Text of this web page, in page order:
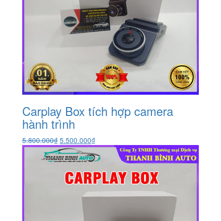
Carplay Box tích hợp camera
hành trình
5.800.000₫ Giá
gốc
là:
5.800.000₫.
5.500.000₫Giá
hiện
tại
là:
5.500.000₫.